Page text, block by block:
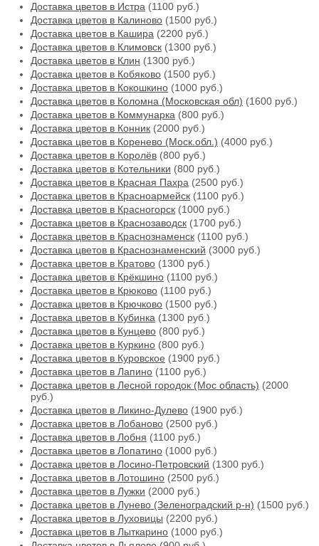
Доставка цветов в Истра (1100 руб.)
Доставка цветов в Калиново (1500 руб.)
Доставка цветов в Кашира (2200 руб.)
Доставка цветов в Климовск (1300 руб.)
Доставка цветов в Клин (1300 руб.)
Доставка цветов в Кобяково (1500 руб.)
Доставка цветов в Кокошкино (1000 руб.)
Доставка цветов в Коломна (Московская обл) (1600 руб.)
Доставка цветов в Коммунарка (800 руб.)
Доставка цветов в Конник (2000 руб.)
Доставка цветов в Коренево (Моск.обл.) (4000 руб.)
Доставка цветов в Королёв (800 руб.)
Доставка цветов в Котельники (800 руб.)
Доставка цветов в Красная Пахра (2500 руб.)
Доставка цветов в Красноармейск (1100 руб.)
Доставка цветов в Красногорск (1000 руб.)
Доставка цветов в Краснозаводск (1700 руб.)
Доставка цветов в Краснознаменск (1100 руб.)
Доставка цветов в Краснознаменский (3000 руб.)
Доставка цветов в Кратово (1300 руб.)
Доставка цветов в Крёкшино (1100 руб.)
Доставка цветов в Крюково (1100 руб.)
Доставка цветов в Крючково (1500 руб.)
Доставка цветов в Кубинка (1300 руб.)
Доставка цветов в Кунцево (800 руб.)
Доставка цветов в Куркино (800 руб.)
Доставка цветов в Куровское (1900 руб.)
Доставка цветов в Лапино (1100 руб.)
Доставка цветов в Лесной городок (Мос область) (2000
руб.)
Доставка цветов в Ликино-Дулево (1900 руб.)
Доставка цветов в Лобаново (2500 руб.)
Доставка цветов в Лобня (1100 руб.)
Доставка цветов в Лопатино (1000 руб.)
Доставка цветов в Лосино-Петровский (1300 руб.)
Доставка цветов в Лотошино (2500 руб.)
Доставка цветов в Лужки (2000 руб.)
Доставка цветов в Лунево (Зеленоградский р-н) (1500 руб.)
Доставка цветов в Луховицы (2200 руб.)
Доставка цветов в Лыткарино (1000 руб.)